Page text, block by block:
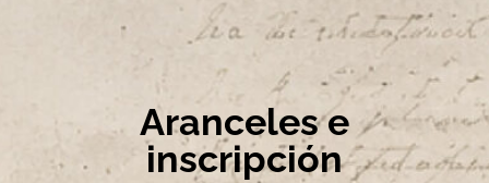
Aranceles e
inscripción